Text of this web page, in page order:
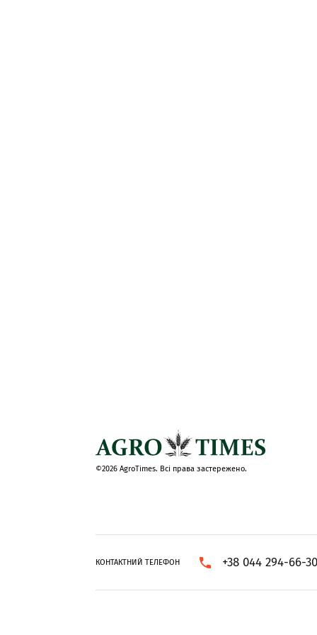
©2026 AgroTimes. Всі права застережено.
КОНТАКТНИЙ ТЕЛЕФОН +38 044 294-66-30